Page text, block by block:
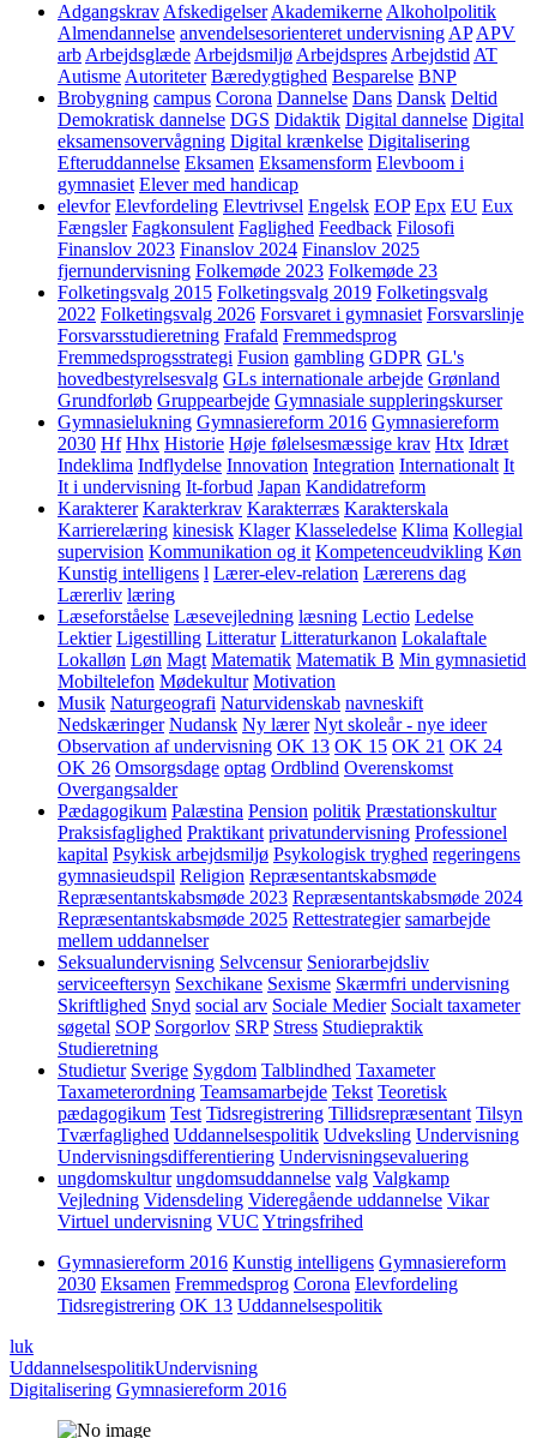
Adgangskrav Afskedigelser Akademikerne Alkoholpolitik
Almendannelse anvendelsesorienteret undervisning AP APV
arb Arbejdsglæde Arbejdsmiljø Arbejdspres Arbejdstid AT
Autisme Autoriteter Bæredygtighed Besparelse BNP
Brobygning campus Corona Dannelse Dans Dansk Deltid
Demokratisk dannelse DGS Didaktik Digital dannelse Digital
eksamensovervågning Digital krænkelse Digitalisering
Efteruddannelse Eksamen Eksamensform Elevboom i
gymnasiet Elever med handicap
elevfor Elevfordeling Elevtrivsel Engelsk EOP Epx EU Eux
Fængsler Fagkonsulent Faglighed Feedback Filosofi
Finanslov 2023 Finanslov 2024 Finanslov 2025
fjernundervisning Folkemøde 2023 Folkemøde 23
Folketingsvalg 2015 Folketingsvalg 2019 Folketingsvalg
2022 Folketingsvalg 2026 Forsvaret i gymnasiet Forsvarslinje
Forsvarsstudieretning Frafald Fremmedsprog
Fremmedsprogsstrategi Fusion gambling GDPR GL's
hovedbestyrelsesvalg GLs internationale arbejde Grønland
Grundforløb Gruppearbejde Gymnasiale suppleringskurser
Gymnasielukning Gymnasiereform 2016 Gymnasiereform
2030 Hf Hhx Historie Høje følelsesmæssige krav Htx Idræt
Indeklima Indflydelse Innovation Integration Internationalt It
It i undervisning It-forbud Japan Kandidatreform
Karakterer Karakterkrav Karakterræs Karakterskala
Karrierelæring kinesisk Klager Klasseledelse Klima Kollegial
supervision Kommunikation og it Kompetenceudvikling Køn
Kunstig intelligens l Lærer-elev-relation Lærerens dag
Lærerliv læring
Læseforståelse Læsevejledning læsning Lectio Ledelse
Lektier Ligestilling Litteratur Litteraturkanon Lokalaftale
Lokalløn Løn Magt Matematik Matematik B Min gymnasietid
Mobiltelefon Mødekultur Motivation
Musik Naturgeografi Naturvidenskab navneskift
Nedskæringer Nudansk Ny lærer Nyt skoleår - nye ideer
Observation af undervisning OK 13 OK 15 OK 21 OK 24
OK 26 Omsorgsdage optag Ordblind Overenskomst
Overgangsalder
Pædagogikum Palæstina Pension politik Præstationskultur
Praksisfaglighed Praktikant privatundervisning Professionel
kapital Psykisk arbejdsmiljø Psykologisk tryghed regeringens
gymnasieudspil Religion Repræsentantskabsmøde
Repræsentantskabsmøde 2023 Repræsentantskabsmøde 2024
Repræsentantskabsmøde 2025 Rettestrategier samarbejde
mellem uddannelser
Seksualundervisning Selvcensur Seniorarbejdsliv
serviceeftersyn Sexchikane Sexisme Skærmfri undervisning
Skriftlighed Snyd social arv Sociale Medier Socialt taxameter
søgetal SOP Sorgorlov SRP Stress Studiepraktik
Studieretning
Studietur Sverige Sygdom Talblindhed Taxameter
Taxameterordning Teamsamarbejde Tekst Teoretisk
pædagogikum Test Tidsregistrering Tillidsrepræsentant Tilsyn
Tværfaglighed Uddannelsespolitik Udveksling Undervisning
Undervisningsdifferentiering Undervisningsevaluering
ungdomskultur ungdomsuddannelse valg Valgkamp
Vejledning Vidensdeling Videregående uddannelse Vikar
Virtuel undervisning VUC Ytringsfrihed
Gymnasiereform 2016 Kunstig intelligens Gymnasiereform
2030 Eksamen Fremmedsprog Corona Elevfordeling
Tidsregistrering OK 13 Uddannelsespolitik
luk
UddannelsespolitikUndervisning
Digitalisering Gymnasiereform 2016